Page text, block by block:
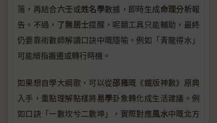
落，再結合六壬或姓名學數據，即時生成命理分析報
告。不過， 了無居士提醒，呢類工具只能輔助，最終
仍要靠術數師解讀口訣中嘅隱喻，例如「青龍得水」
可能暗指搬遷或轉行時機。
如果想自學大綱歌，可以從邵雍嘅《鐵版神數》原典
入手，重點理解點樣將易學卦象轉化成生活建議。例
如口訣「一數坎兮二數坤」，實際對應風水中嘅北方